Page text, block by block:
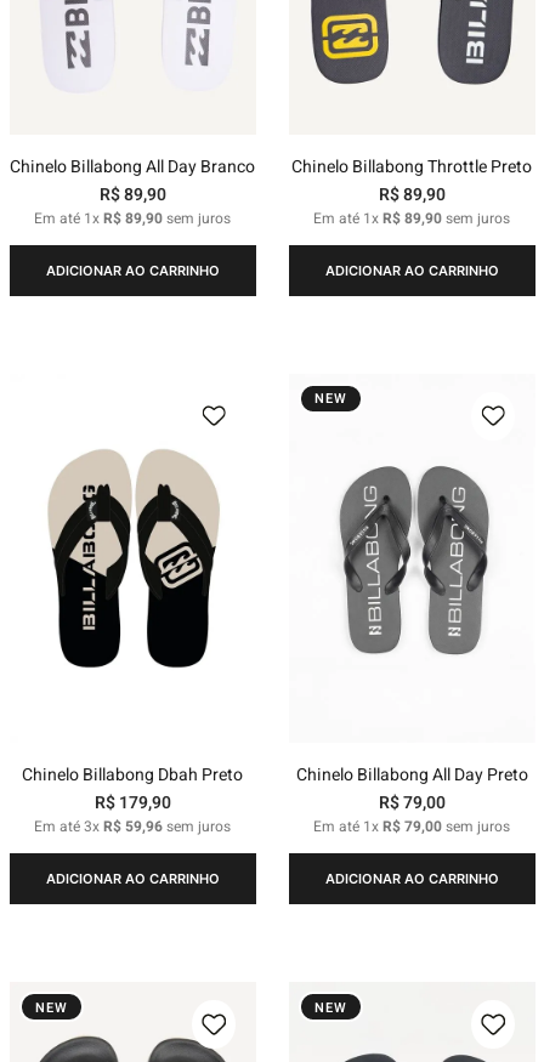
Chinelo Billabong All Day Branco
R$89,90
Em até 1xR$89,90sem juros
ADICIONAR AO CARRINHO
Chinelo Billabong Throttle Preto
R$89,90
Em até 1xR$89,90sem juros
ADICIONAR AO CARRINHO
Chinelo Billabong Dbah Preto
R$ 179,90
Em até3xR$ 59,96sem juros
ADICIONAR AO CARRINHO
NEW
Chinelo Billabong All Day Preto
R$79,00
Em até 1xR$79,00sem juros
ADICIONAR AO CARRINHO
NEW NEW